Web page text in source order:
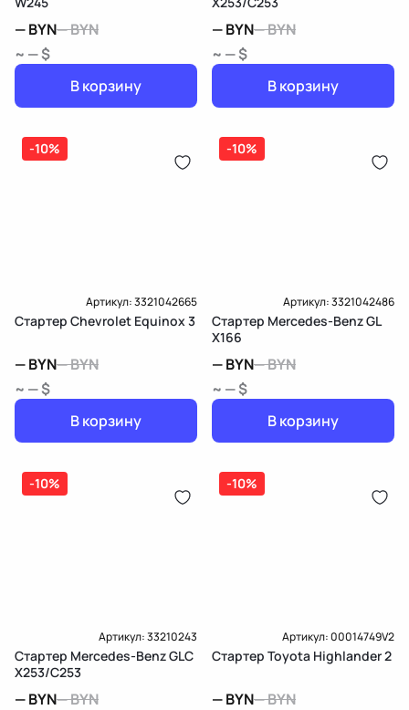
—BYN—BYN
~ — $
В корзину
—BYN—BYN
~ — $
В корзину
-10%
Артикул:3321042665
Стартер Chevrolet Equinox 3
—BYN—BYN
~ — $
В корзину
-10%
Артикул:3321042486
Стартер Mercedes-Benz GL
X166
—BYN—BYN
~ — $
В корзину
-10%
Артикул:33210243
Стартер Mercedes-Benz GLC
X253/C253
—BYN—BYN
-10%
Артикул:00014749V2
Стартер Toyota Highlander 2
—BYN—BYN